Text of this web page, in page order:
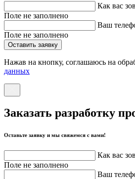
Как вас
Поле не заполнено
Ваш
Поле не заполнено
Оставить заявку
Нажав на кнопку, соглашаюсь на
данных
Заказать разработку
Оставьте заявку и мы свяжемся с вами!
Как вас
Поле не заполнено
Ваш